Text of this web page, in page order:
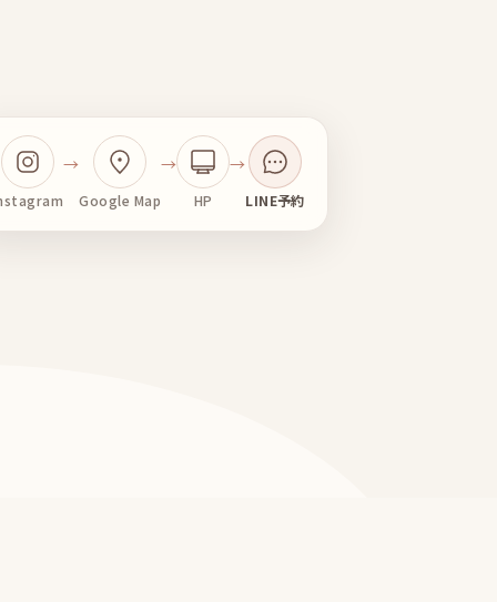
→
Google Map
→
HP
→
LINE予約